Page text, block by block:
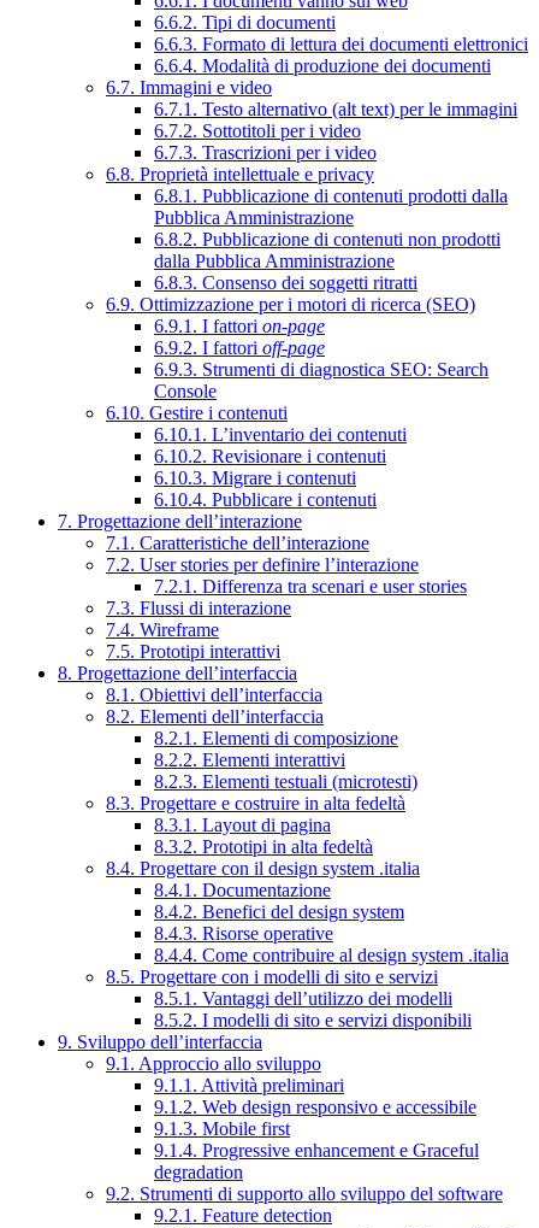
6.6.2. Tipi di documenti
6.6.3. Formato di lettura dei documenti elettronici
6.6.4. Modalità di produzione dei documenti
6.7. Immagini e video
6.7.1. Testo alternativo (alt text) per le immagini
6.7.2. Sottotitoli per i video
6.7.3. Trascrizioni per i video
6.8. Proprietà intellettuale e privacy
6.8.1. Pubblicazione di contenuti prodotti dalla
Pubblica Amministrazione
6.8.2. Pubblicazione di contenuti non prodotti
dalla Pubblica Amministrazione
6.8.3. Consenso dei soggetti ritratti
6.9. Ottimizzazione per i motori di ricerca (SEO)
6.9.1. I fattori on-page
6.9.2. I fattori off-page
6.9.3. Strumenti di diagnostica SEO: Search
Console
6.10. Gestire i contenuti
6.10.1. L’inventario dei contenuti
6.10.2. Revisionare i contenuti
6.10.3. Migrare i contenuti
6.10.4. Pubblicare i contenuti
7. Progettazione dell’interazione
7.1. Caratteristiche dell’interazione
7.2. User stories per definire l’interazione
7.2.1. Differenza tra scenari e user stories
7.3. Flussi di interazione
7.4. Wireframe
7.5. Prototipi interattivi
8. Progettazione dell’interfaccia
8.1. Obiettivi dell’interfaccia
8.2. Elementi dell’interfaccia
8.2.1. Elementi di composizione
8.2.2. Elementi interattivi
8.2.3. Elementi testuali (microtesti)
8.3. Progettare e costruire in alta fedeltà
8.3.1. Layout di pagina
8.3.2. Prototipi in alta fedeltà
8.4. Progettare con il design system .italia
8.4.1. Documentazione
8.4.2. Benefici del design system
8.4.3. Risorse operative
8.4.4. Come contribuire al design system .italia
8.5. Progettare con i modelli di sito e servizi
8.5.1. Vantaggi dell’utilizzo dei modelli
8.5.2. I modelli di sito e servizi disponibili
9. Sviluppo dell’interfaccia
9.1. Approccio allo sviluppo
9.1.1. Attività preliminari
9.1.2. Web design responsivo e accessibile
9.1.3. Mobile first
9.1.4. Progressive enhancement e Graceful
degradation
9.2. Strumenti di supporto allo sviluppo del software
9.2.1. Feature detection